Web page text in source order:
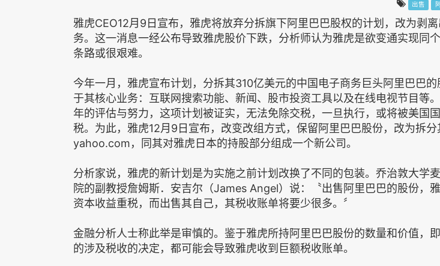
出售
雅虎CEO12月9日宣布，雅虎将放弃分拆旗下阿里巴巴股权的计划，改为剥
务。这一消息一经公布导致雅虎股价下跌，分析师认为雅虎是欲变通实现同
条路或很艰难。
今年一月，雅虎宣布计划，分拆其310亿美元的中国电子商务巨头阿里巴巴的
于其核心业务：互联网搜索功能、新闻、股市投资工具以及在线电视节目等
年的评估与努力，这项计划被证实，无法免除交税，一旦执行，或将被美国
税。为此，雅虎12月9日宣布，改变改组方式，保留阿里巴巴股份，改为拆分
yahoo.com，同其对雅虎日本的持股部分组成一个新公司。
分析家说，雅虎的新计划是为实施之前计划改换了不同的包装。乔治敦大学
院的副教授詹姆斯．安吉尔（James Angel）说：〝出售阿里巴巴的股份，
资本收益重税，而出售其自己，其税收账单将要少很多。〞
金融分析人士称此举是审慎的。鉴于雅虎所持阿里巴巴股份的数量和价值，
的涉及税收的决定，都可能会导致雅虎收到巨额税收账单。